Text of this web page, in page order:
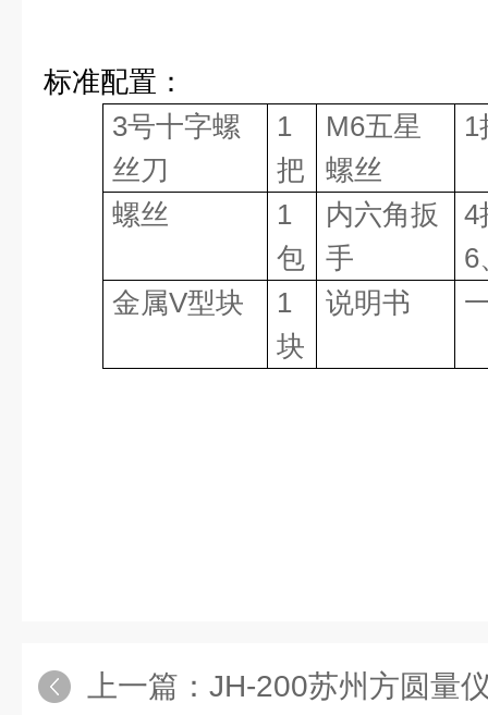
标准配置：
3号十字螺
丝刀
1
把
M6五星
螺丝
1
螺丝
1
包
内六角扳
手
4
6
金属V型块
1
块
说明书
上一篇： JH-200苏州方圆量